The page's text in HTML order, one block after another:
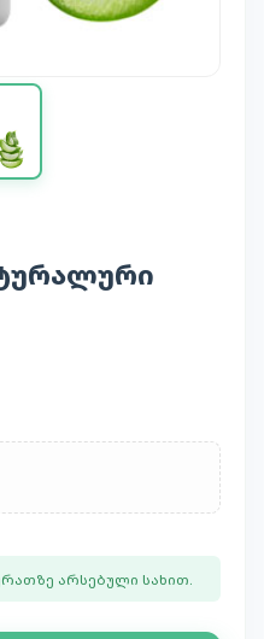
არსებული სახით.